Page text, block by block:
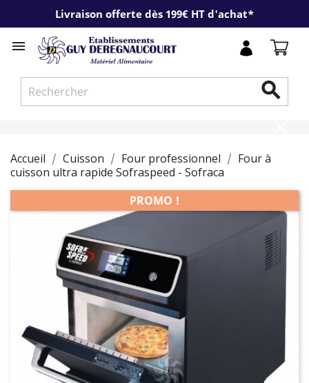
Livraison offerte dès 199€ HT d'achat*


Accueil Cuisson Four professionnel
Four à
cuisson ultra rapide Sofraspeed - Sofraca
PROMO !